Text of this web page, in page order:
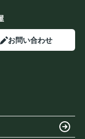
お問い合わせ